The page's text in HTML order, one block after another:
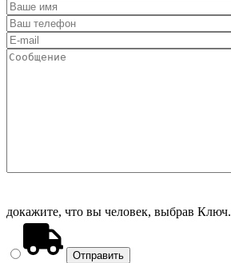
докажите, что вы человек, выбрав Ключ.